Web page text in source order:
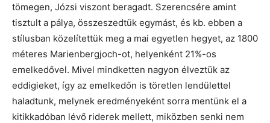
tömegen, Józsi viszont beragadt. Szerencsére amint
tisztult a pálya, összeszedtük egymást, és kb. ebben a
stílusban közelítettük meg a mai egyetlen hegyet, az 1800
méteres Marienbergjoch-ot, helyenként 21%-os
emelkedővel. Mivel mindketten nagyon élveztük az
eddigieket, így az emelkedőn is töretlen lendülettel
haladtunk, melynek eredményeként sorra mentünk el a
kitikkadóban lévő riderek mellett, miközben senki nem